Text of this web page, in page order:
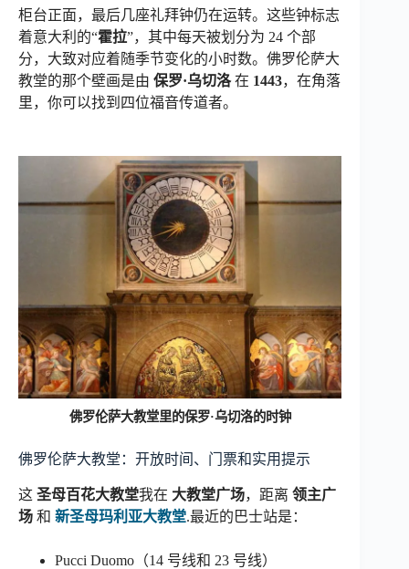
柜台正面，最后几座礼拜钟仍在运转。这些钟标志
着意大利的“霍拉”，其中每天被划分为 24 个部
分，大致对应着随季节变化的小时数。佛罗伦萨大
教堂的那个壁画是由 保罗·乌切洛在 1443，在角落
里，你可以找到四位福音传道者。
佛罗伦萨大教堂里的保罗·乌切洛的时钟
佛罗伦萨大教堂：开放时间、门票和实用提示
这 圣母百花大教堂我在 大教堂广场，距离 领主广
场 和 新圣母玛利亚大教堂.最近的巴士站是：
Pucci Duomo（14 号线和 23 号线）